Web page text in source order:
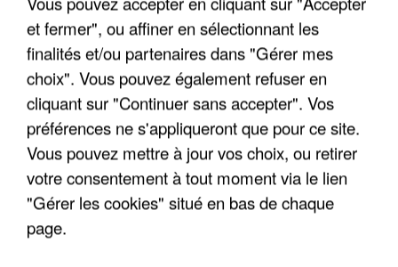
APRÈS TOUTES CES CANICULES, LES REFUGES
DE FAUNE SAUVAGE SONT...
et fermer", ou affiner en sélectionnant les
finalités et/ou partenaires dans "Gérer mes
choix". Vous pouvez également refuser en
cliquant sur "Continuer sans accepter". Vos
préférences ne s'appliqueront que pour ce site.
Vous pouvez mettre à jour vos choix, ou retirer
votre consentement à tout moment via le lien
"Gérer les cookies" situé en bas de chaque
page.